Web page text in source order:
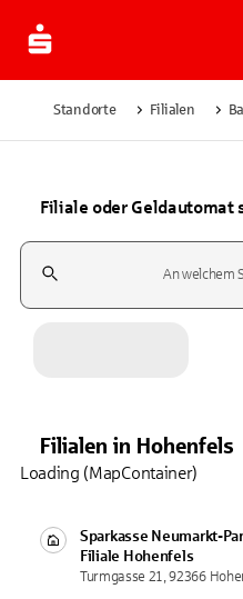
Standorte Filialen
Filiale oder Geldautomat
Suchfeld
Filialen in Hohenfels
Sparkasse Neumarkt-
Filiale Hohenfels
Turmgasse 21, 92366
Loading (MapContainer)